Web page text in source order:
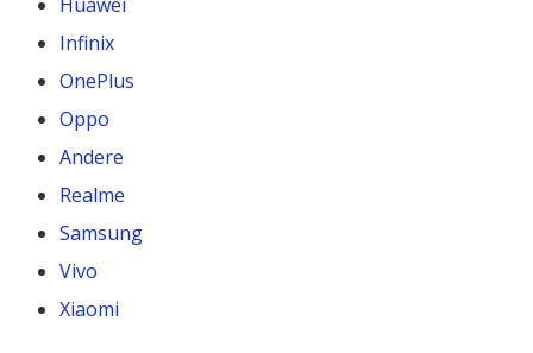
Infinix
OnePlus
Oppo
Andere
Realme
Samsung
Vivo
Xiaomi